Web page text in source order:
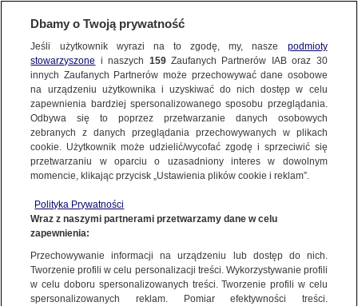
BIURO REKLAMY TVN MEDIA
14.04.2026
SIEMIATYCZE. „JESTEŚMY STĄD”.
TVN24 ROZPOCZYNA URODZINOWĄ
TRASĘ PO POLSCE.…
02.04.2026
MARCU 2026
Dbamy o Twoją prywatność
Jeśli użytkownik wyrazi na to zgodę, my, nasze podmioty
stowarzyszone i naszych 159Zaufanych Partnerów IAB oraz 30
innych Zaufanych Partnerów może przechowywać dane osobowe
na urządzeniu użytkownika i uzyskiwać do nich dostęp w celu
zapewnienia bardziej spersonalizowanego sposobu przeglądania.
Odbywa się to poprzez przetwarzanie danych osobowych
zebranych z danych przeglądania przechowywanych w plikach
cookie. Użytkownik może udzielić/wycofać zgodę i sprzeciwić się
przetwarzaniu w oparciu o uzasadniony interes w dowolnym
momencie, klikając przycisk „Ustawienia plików cookie i reklam”.
Polityka Prywatności
Wraz z naszymi partnerami przetwarzamy dane w celu
zapewnienia:
Przechowywanie informacji na urządzeniu lub dostęp do nich.
Tworzenie profili w celu personalizacji treści. Wykorzystywanie profili
w celu doboru spersonalizowanych treści. Tworzenie profili w celu
spersonalizowanych reklam. Pomiar efektywności treści.